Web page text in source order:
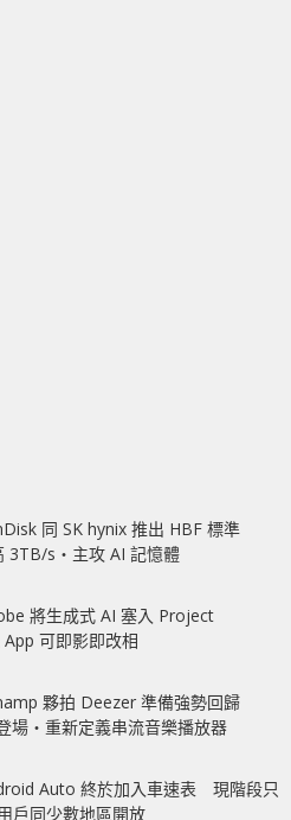
同 SK hynix 推出 HBF 標準
3TB/s‧主攻 AI 記憶體
將生成式 AI 塞入 Project
可即影即改相
夥拍 Deezer 準備強勢回歸
場‧重新定義串流音樂播放器
Auto 終於加入車速表 現階段只
戶同少數地區開放